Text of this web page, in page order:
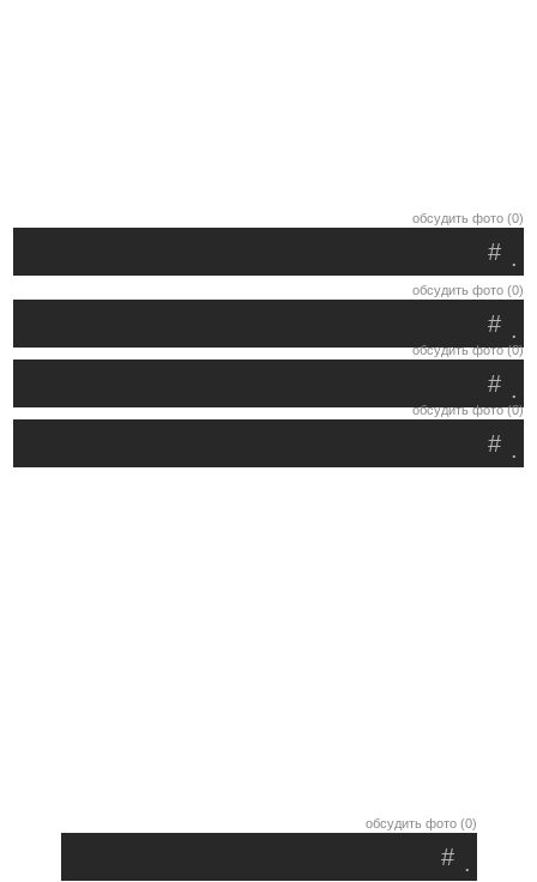
обсудить фото (0)
.
#
обсудить фото (0)
.
#
обсудить фото (0)
.
#
обсудить фото (0)
.
#
обсудить фото (0)
.
#